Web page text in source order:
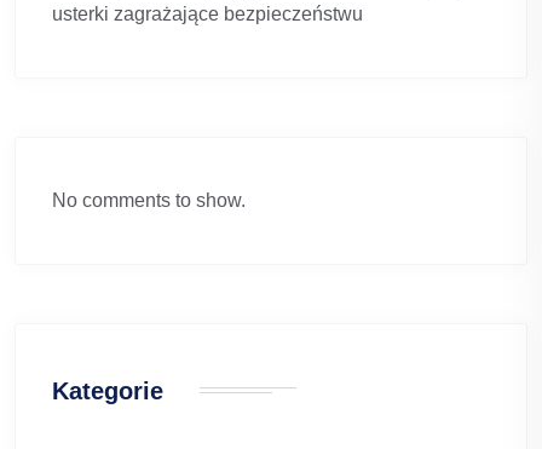
usterki zagrażające bezpieczeństwu
No comments to show.
Kategorie